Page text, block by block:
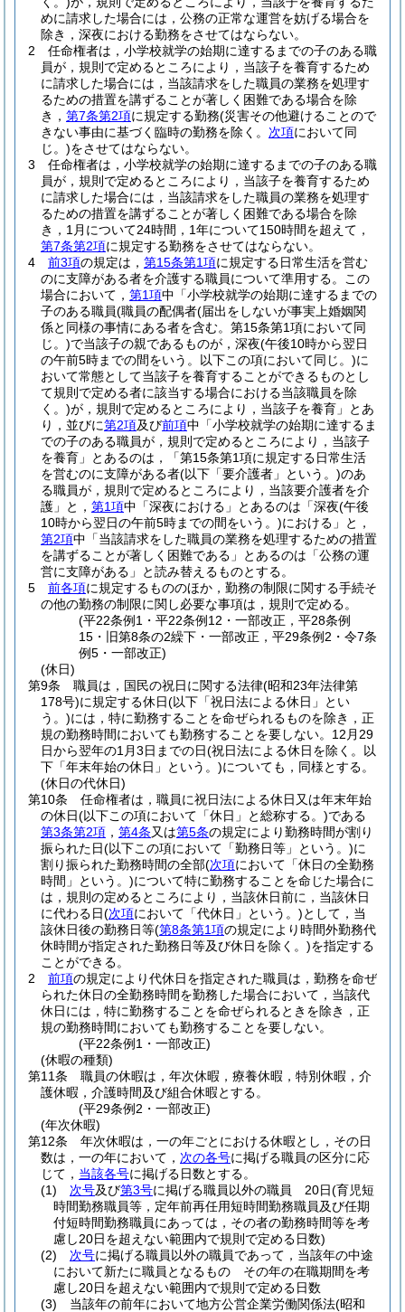
めに請求した場合には，公務の正常な運営を妨げる場合を
除き，深夜における勤務をさせてはならない。
2
任命権者は，小学校就学の始期に達するまでの子のある職
員が，規則で定めるところにより，当該子を養育するため
に請求した場合には，当該請求をした職員の業務を処理す
るための措置を講ずることが著しく困難である場合を除
き， 第7条第2項に規定する勤務(災害その他避けることので
きない事由に基づく臨時の勤務を除く。 次項において同
じ。)をさせてはならない。
3
任命権者は，小学校就学の始期に達するまでの子のある職
員が，規則で定めるところにより，当該子を養育するため
に請求した場合には，当該請求をした職員の業務を処理す
るための措置を講ずることが著しく困難である場合を除
き，1月について24時間，1年について150時間を超えて，
第7条第2項に規定する勤務をさせてはならない。
4
前3項の規定は， 第15条第1項に規定する日常生活を営む
のに支障がある者を介護する職員について準用する。
この
場合において， 第1項中「小学校就学の始期に達するまでの
子のある職員(職員の配偶者(届出をしないが事実上婚姻関
係と同様の事情にある者を含む。第15条第1項において同
じ。)で当該子の親であるものが，深夜(午後10時から翌日
の午前5時までの間をいう。以下この項において同じ。)に
おいて常態として当該子を養育することができるものとし
て規則で定める者に該当する場合における当該職員を除
く。)が，規則で定めるところにより，当該子を養育」とあ
り，並びに第2項及び前項中「小学校就学の始期に達するま
での子のある職員が，規則で定めるところにより，当該子
を養育」とあるのは，「第15条第1項に規定する日常生活
を営むのに支障がある者(以下「要介護者」という。)のあ
る職員が，規則で定めるところにより，当該要介護者を介
護」と， 第1項中「深夜における」とあるのは「深夜(午後
10時から翌日の午前5時までの間をいう。)における」と，
第2項中「当該請求をした職員の業務を処理するための措置
を講ずることが著しく困難である」とあるのは「公務の運
営に支障がある」と読み替えるものとする。
5
前各項に規定するもののほか，勤務の制限に関する手続そ
の他の勤務の制限に関し必要な事項は，規則で定める。
(平22条例1・平22条例12・一部改正，平28条例
15・旧第8条の2繰下・一部改正，平29条例2・令7条
例5・一部改正)
(休日)
第9条
職員は，国民の祝日に関する法律(昭和23年法律第
178号)に規定する休日(以下「祝日法による休日」とい
う。)には，特に勤務することを命ぜられるものを除き，正
規の勤務時間においても勤務することを要しない。 12月29
日から翌年の1月3日までの日(祝日法による休日を除く。以
下「年末年始の休日」という。)についても，同様とする。
(休日の代休日)
第10条
任命権者は，職員に祝日法による休日又は年末年始
の休日(以下この項において「休日」と総称する。)である
第3条第2項 ， 第4条又は第5条の規定により勤務時間が割り
振られた日(以下この項において「勤務日等」という。)に
割り振られた勤務時間の全部(次項において「休日の全勤務
時間」という。)について特に勤務することを命じた場合に
は，規則の定めるところにより，当該休日前に，当該休日
に代わる日(次項において「代休日」という。)として，当
該休日後の勤務日等(第8条第1項の規定により時間外勤務代
休時間が指定された勤務日等及び休日を除く。)を指定する
ことができる。
2
前項の規定により代休日を指定された職員は，勤務を命ぜ
られた休日の全勤務時間を勤務した場合において，当該代
休日には，特に勤務することを命ぜられるときを除き，正
規の勤務時間においても勤務することを要しない。
(平22条例1・一部改正)
(休暇の種類)
第11条
職員の休暇は，年次休暇，療養休暇，特別休暇，介
護休暇，介護時間及び組合休暇とする。
(平29条例2・一部改正)
(年次休暇)
第12条
年次休暇は，一の年ごとにおける休暇とし，その日
数は，一の年において， 次の各号に掲げる職員の区分に応
じて， 当該各号に掲げる日数とする。
(1)
次号及び第3号に掲げる職員以外の職員 20日(育児短
時間勤務職員等，定年前再任用短時間勤務職員及び任期
付短時間勤務職員にあっては，その者の勤務時間等を考
慮し20日を超えない範囲内で規則で定める日数)
(2)
次号に掲げる職員以外の職員であって，当該年の中途
において新たに職員となるもの その年の在職期間を考
慮し20日を超えない範囲内で規則で定める日数
(3)
当該年の前年において地方公営企業労働関係法(昭和